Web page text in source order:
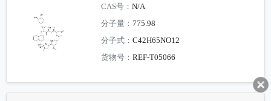
CAS号：N/A
分子量：775.98
分子式：C42H65NO12
货物号：REF-T05066